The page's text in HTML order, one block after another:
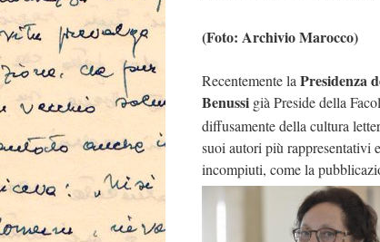
(Foto: Archivio Marocco)
Recentemente la Presidenza
Benussi già Preside della
diffusamente della cultura
suoi autori più rappresentativi
incompiuti, come la